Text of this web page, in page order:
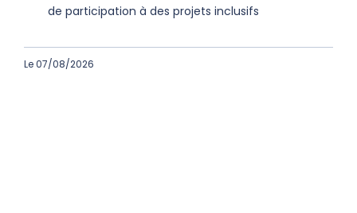
de participation à des projets inclusifs
Le 07/08/2026